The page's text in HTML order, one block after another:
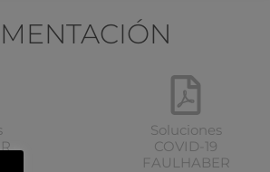
Soluciones
COVID-19
FAULHABER